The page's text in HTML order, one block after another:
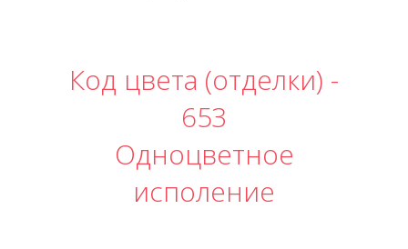
Код цвета (отделки) -
653
Одноцветное
исполение